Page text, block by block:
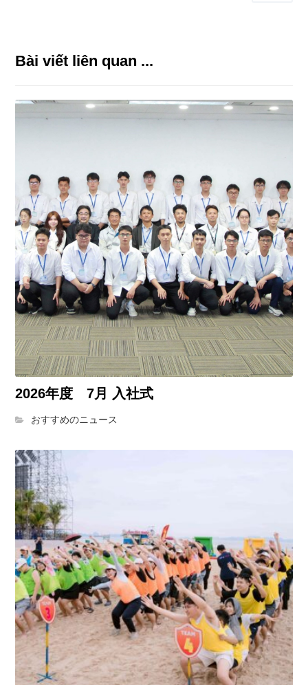
Bài viết liên quan ...
2026年度 7月 入社式
おすすめのニュース